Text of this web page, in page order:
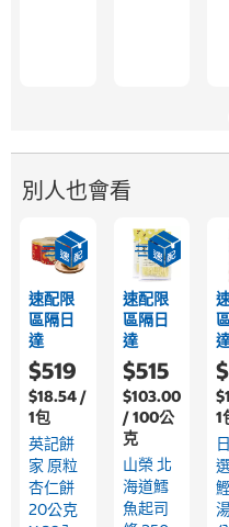
別人也會看
速配限
區隔日
達
$519
$18.54 /
1包
英記餅
家 原粒
杏仁餅
20公克
速配限
區隔日
達
$515
$103.00
/ 100公
克
山榮 北
海道鱈
魚起司
1